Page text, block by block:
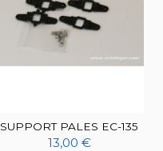
SUPPORT PALES EC-135
13,00 €